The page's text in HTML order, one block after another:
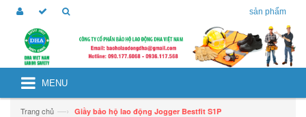
sản phẩm
MENU
Trang chủ —› Giầy bảo hộ lao động Jogger Bestfit S1P